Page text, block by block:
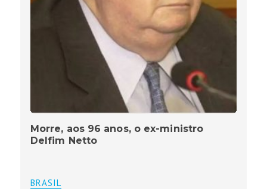
Morre, aos 96 anos, o ex-ministro
Delfim Netto
BRASIL